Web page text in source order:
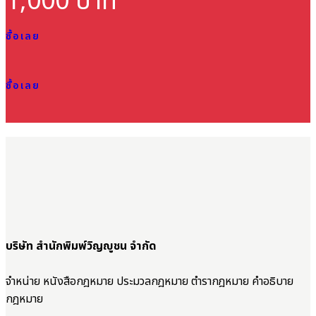
ซื้อเลย
ซื้อเลย
บริษัท สำนักพิมพ์วิญญูชน จำกัด
จำหน่าย หนังสือกฎหมาย ประมวลกฎหมาย ตำรากฎหมาย คำอธิบาย
กฎหมาย